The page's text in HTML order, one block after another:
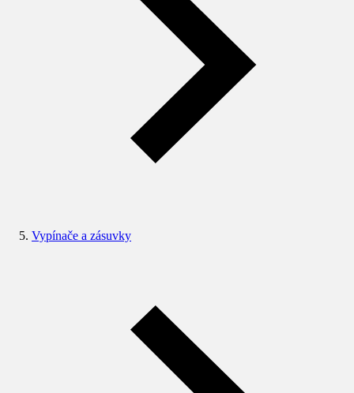
Vypínače a zásuvky